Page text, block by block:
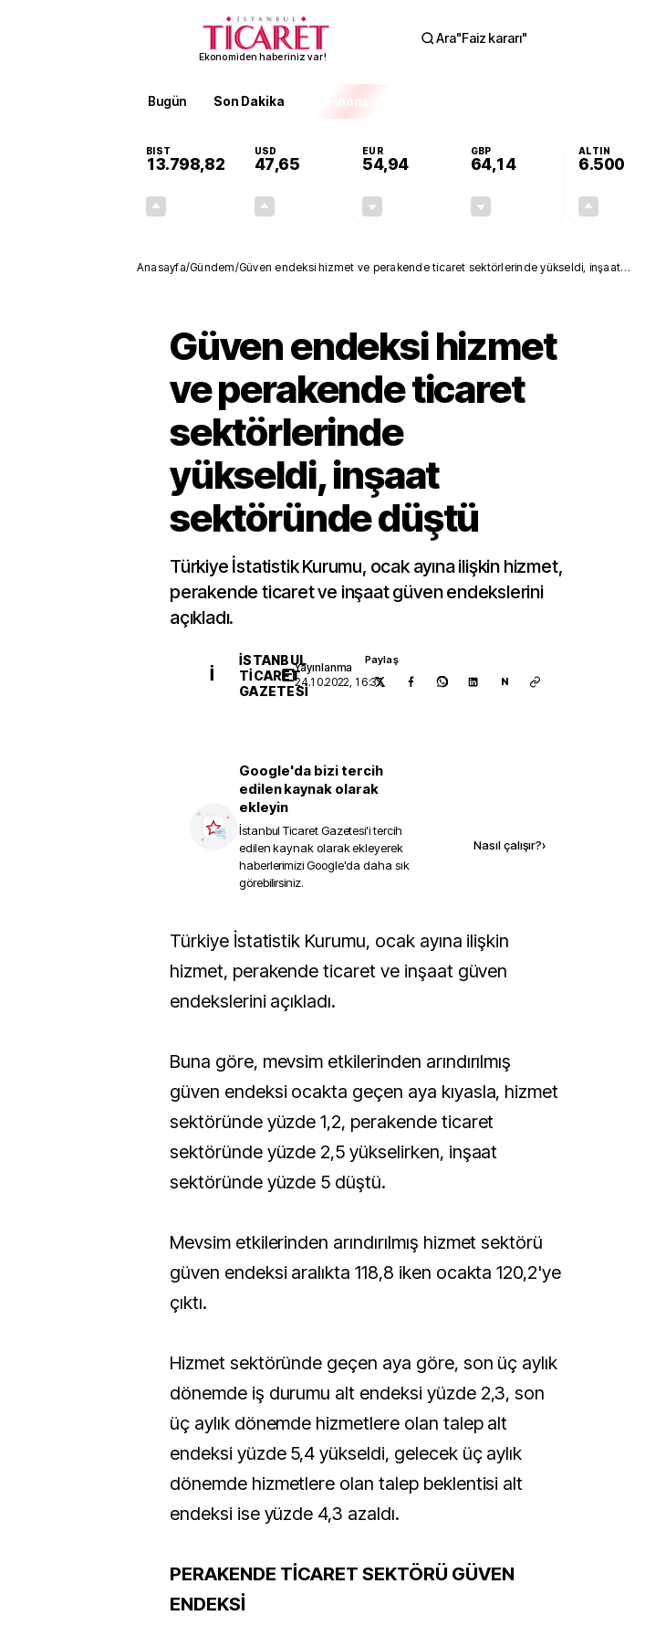
Ekonomiden haberiniz var!
Ara"Faiz kararı"
Bugün Son Dakika Finans
BIST
13.798,82
USD
47,65
EUR
54,94
GBP
64,14
ALTIN
6.500
Anasayfa/Gündem/Güven endeksi hizmet ve perakende ticaret sektörlerinde yükseldi, inşaat
Güven endeksi hizmet
ve perakende ticaret
sektörlerinde
yükseldi, inşaat
sektöründe düştü
Türkiye İstatistik Kurumu, ocak ayına ilişkin hizmet,
perakende ticaret ve inşaat güven endekslerini
açıkladı.
İ
İSTANBUL
TICARET
GAZETESI
Yayınlanma
24.10.2022, 16:37
Paylaş
N
Google'da bizi tercih
edilen kaynak olarak
ekleyin
İstanbul Ticaret Gazetesi'i tercih
edilen kaynak olarak ekleyerek
haberlerimizi Google'da daha sık
görebilirsiniz.
Nasıl çalışır?›
Türkiye İstatistik Kurumu, ocak ayına ilişkin
hizmet, perakende ticaret ve inşaat güven
endekslerini açıkladı.
Buna göre, mevsim etkilerinden arındırılmış
güven endeksi ocakta geçen aya kıyasla, hizmet
sektöründe yüzde 1,2, perakende ticaret
sektöründe yüzde 2,5 yükselirken, inşaat
sektöründe yüzde 5 düştü.
Mevsim etkilerinden arındırılmış hizmet sektörü
güven endeksi aralıkta 118,8 iken ocakta 120,2'ye
çıktı.
Hizmet sektöründe geçen aya göre, son üç aylık
dönemde iş durumu alt endeksi yüzde 2,3, son
üç aylık dönemde hizmetlere olan talep alt
endeksi yüzde 5,4 yükseldi, gelecek üç aylık
dönemde hizmetlere olan talep beklentisi alt
endeksi ise yüzde 4,3 azaldı.
PERAKENDE TİCARET SEKTÖRÜ GÜVEN
ENDEKSİ